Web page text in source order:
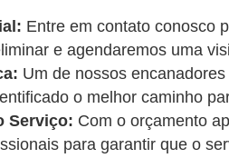
Entre em contato conosco
e agendaremos uma
Um de nossos
o melhor caminho
Serviço: Com o orçamento
para garantir que o